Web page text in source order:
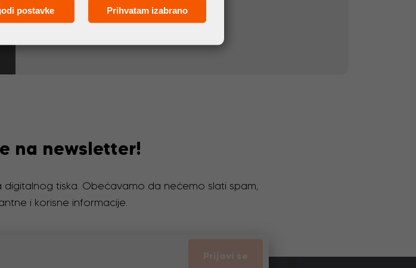
na newsletter!
tiska. Obećavamo da nećemo slati spam,
i korisne informacije.
Prijavi se
postavke Prihvatam izabrano